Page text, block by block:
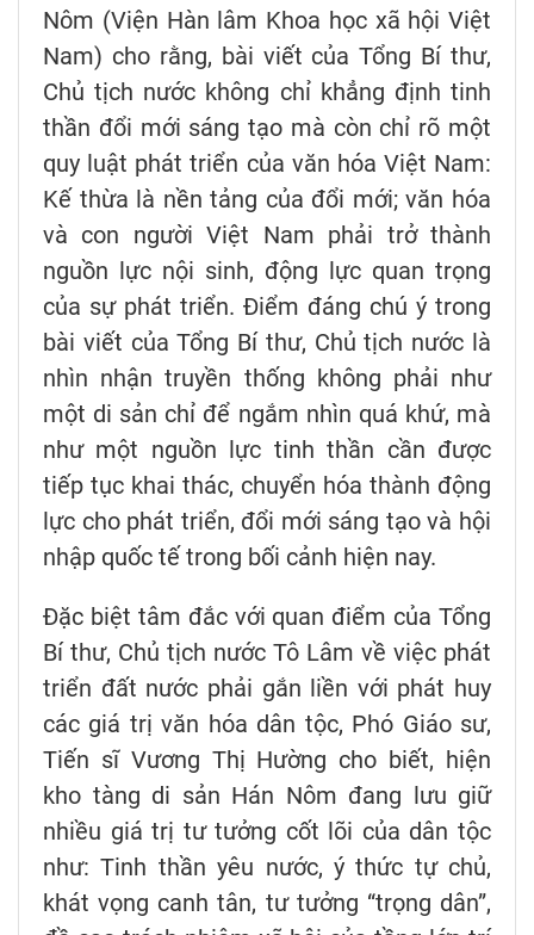
Nôm (Viện Hàn lâm Khoa học xã hội Việt
Nam) cho rằng, bài viết của Tổng Bí thư,
Chủ tịch nước không chỉ khẳng định tinh
thần đổi mới sáng tạo mà còn chỉ rõ một
quy luật phát triển của văn hóa Việt Nam:
Kế thừa là nền tảng của đổi mới; văn hóa
và con người Việt Nam phải trở thành
nguồn lực nội sinh, động lực quan trọng
của sự phát triển. Điểm đáng chú ý trong
bài viết của Tổng Bí thư, Chủ tịch nước là
nhìn nhận truyền thống không phải như
một di sản chỉ để ngắm nhìn quá khứ, mà
như một nguồn lực tinh thần cần được
tiếp tục khai thác, chuyển hóa thành động
lực cho phát triển, đổi mới sáng tạo và hội
nhập quốc tế trong bối cảnh hiện nay.
Đặc biệt tâm đắc với quan điểm của Tổng
Bí thư, Chủ tịch nước Tô Lâm về việc phát
triển đất nước phải gắn liền với phát huy
các giá trị văn hóa dân tộc, Phó Giáo sư,
Tiến sĩ Vương Thị Hường cho biết, hiện
kho tàng di sản Hán Nôm đang lưu giữ
nhiều giá trị tư tưởng cốt lõi của dân tộc
như: Tinh thần yêu nước, ý thức tự chủ,
khát vọng canh tân, tư tưởng “trọng dân”,